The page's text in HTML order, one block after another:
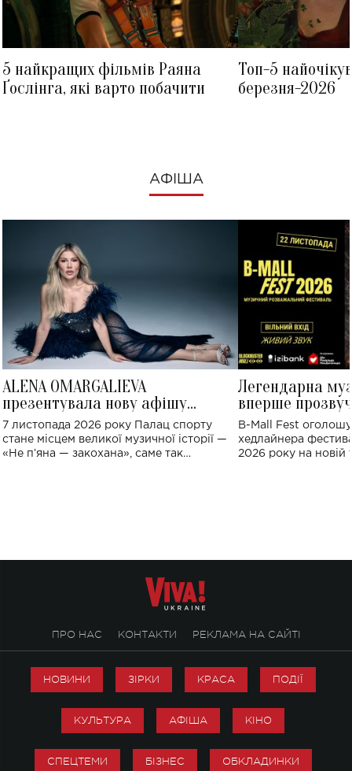
5 найкращих фільмів Раяна
Ґослінга, які варто побачити
Топ-5
березня-2026
АФІША
ALENA OMARGALIEVA
презентувала нову афішу
великого концерту в Палаці
спорту
7 листопада 2026 року Палац спорту
стане місцем великої музичної історії —
«Не пʼяна — закохана», саме так
Легендарна
вперше
Україні: де
B-Mall Fest
хедлайнера
2026 року на новій
ПРО НАС КОНТАКТИ РЕКЛАМА НА САЙТІ
НОВИНИ ЗІРКИ КРАСА ПОДІЇ
КУЛЬТУРА АФІША КІНО
СПЕЦТЕМИ БІЗНЕС ОБКЛАДИНКИ